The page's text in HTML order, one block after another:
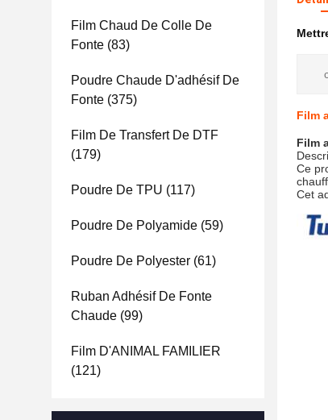
Film Chaud De Colle De
Fonte (83)
Poudre Chaude D'adhésif De
Fonte (375)
Film De Transfert De DTF
(179)
Poudre De TPU (117)
Poudre De Polyamide (59)
Poudre De Polyester (61)
Ruban Adhésif De Fonte
Chaude (99)
Film D'ANIMAL FAMILIER
(121)
Film
Film
Ce
Cet